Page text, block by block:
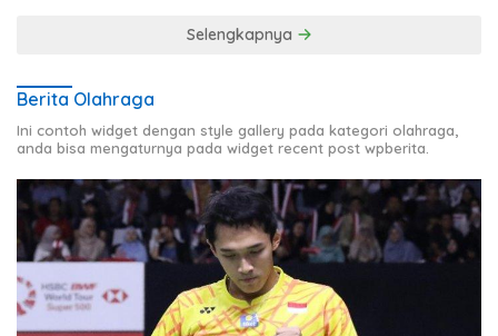
Selengkapnya
Berita Olahraga
Ini contoh widget dengan style gallery pada kategori olahraga,
anda bisa mengaturnya pada widget recent post wpberita.